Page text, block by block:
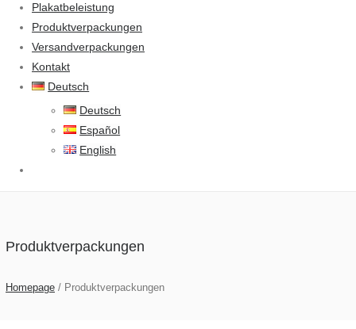
Plakatbeleistung
Produktverpackungen
Versandverpackungen
Kontakt
Deutsch
Deutsch
Español
English
Produktverpackungen
Homepage / Produktverpackungen